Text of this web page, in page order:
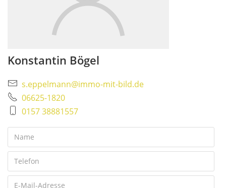
Konstantin Bögel
s.eppelmann@immo-mit-bild.de
06625-1820
0157 38881557